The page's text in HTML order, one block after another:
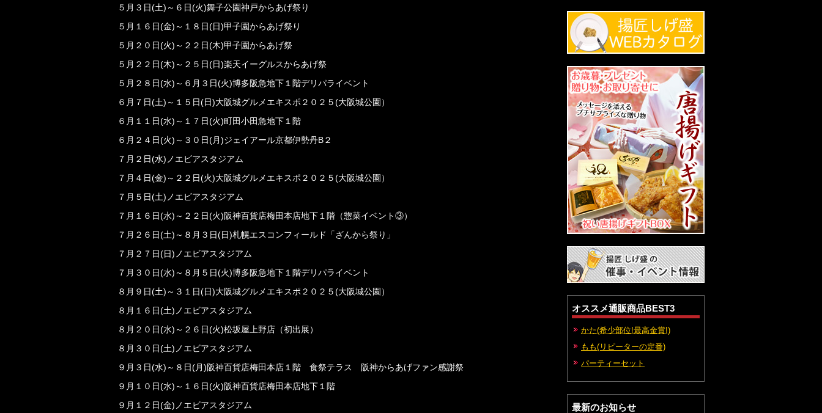
５月３日(土)～６日(火)舞子公園神戸からあげ祭り
５月１６日(金)～１８日(日)甲子園からあげ祭り
５月２０日(火)～２２日(木)甲子園からあげ祭
５月２２日(木)～２５日(日)楽天イーグルスからあげ祭
５月２８日(水)～６月３日(火)博多阪急地下１階デリパライベント
６月７日(土)～１５日(日)大阪城グルメエキスポ２０２５(大阪城公園）
６月１１日(水)～１７日(火)町田小田急地下１階
６月２４日(火)～３０日(月)ジェイアール京都伊勢丹B２
７月２日(水)ノエビアスタジアム
７月４日(金)～２２日(火)大阪城グルメエキスポ２０２５(大阪城公園）
７月５日(土)ノエビアスタジアム
７月１６日(水)～２２日(火)阪神百貨店梅田本店地下１階（惣菜イベント③）
７月２６日(土)～８月３日(日)札幌エスコンフィールド「ざんから祭り」
７月２７日(日)ノエビアスタジアム
７月３０日(水)～８月５日(火)博多阪急地下１階デリパライベント
８月９日(土)～３１日(日)大阪城グルメエキスポ２０２５(大阪城公園）
８月１６日(土)ノエビアスタジアム
８月２０日(水)～２６日(火)松坂屋上野店（初出展）
８月３０日(土)ノエビアスタジアム
９月３日(水)～８日(月)阪神百貨店梅田本店１階 食祭テラス 阪神からあげファン感謝祭
９月１０日(水)～１６日(火)阪神百貨店梅田本店地下１階
９月１２日(金)ノエビアスタジアム
オススメ通販商品BEST3
かた(希少部位!最高金賞!)
もも(リピーターの定番)
パーティーセット
最新のお知らせ